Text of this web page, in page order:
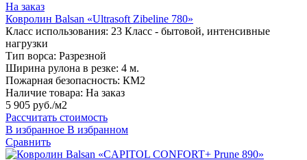
На заказ
Ковролин Balsan «Ultrasoft Zibeline 780»
Класс использования: 23 Класс - бытовой, интенсивные
нагрузки
Тип ворса: Разрезной
Ширина рулона в резке: 4 м.
Пожарная безопасность: КМ2
Наличие товара: На заказ
5 905 руб./м2
Рассчитать стоимость
В избранное В избранном
Сравнить